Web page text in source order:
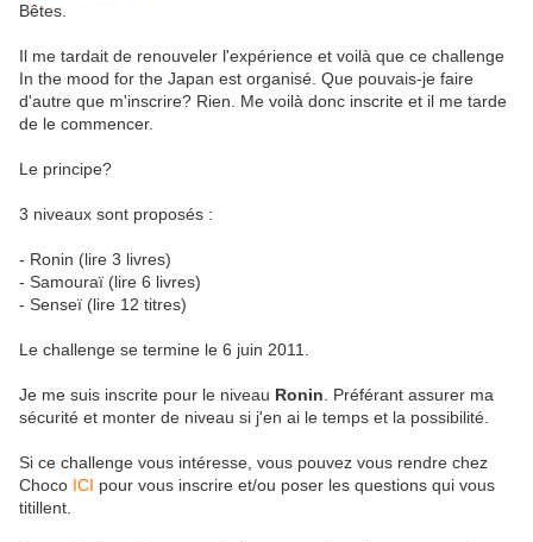
Bêtes.
Il me tardait de renouveler l'expérience et voilà que ce challenge
In the mood for the Japan est organisé. Que pouvais-je faire
d'autre que m'inscrire? Rien. Me voilà donc inscrite et il me tarde
de le commencer.
Le principe?
3 niveaux sont proposés :
- Ronin (lire 3 livres)
- Samouraï (lire 6 livres)
- Senseï (lire 12 titres)
Le challenge se termine le 6 juin 2011.
Je me suis inscrite pour le niveau Ronin . Préférant assurer ma
sécurité et monter de niveau si j'en ai le temps et la possibilité.
Si ce challenge vous intéresse, vous pouvez vous rendre chez
Choco ICI pour vous inscrire et/ou poser les questions qui vous
titillent.